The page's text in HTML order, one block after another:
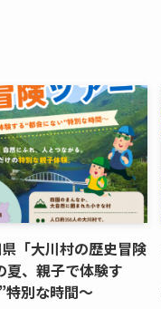
「大川村の歴史冒険
夏、親子で体験す
特別な時間～